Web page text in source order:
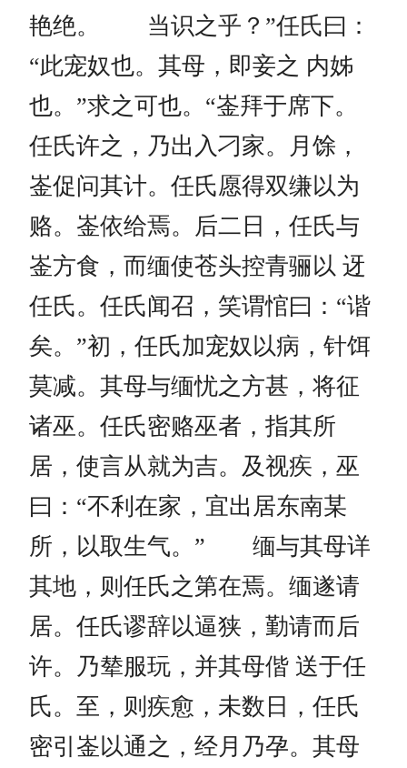
艳绝。 当识之乎？”任氏曰：
“此宠奴也。其母，即妾之 内姊
也。”求之可也。“崟拜于席下。
任氏许之，乃出入刁家。月馀，
崟促问其计。任氏愿得双缣以为
赂。崟依给焉。后二日，任氏与
崟方食，而缅使苍头控青骊以 迓
任氏。任氏闻召，笑谓悺曰：“谐
矣。”初，任氏加宠奴以病，针饵
莫减。其母与缅忧之方甚，将征
诸巫。任氏密赂巫者，指其所
居，使言从就为吉。及视疾，巫
曰：“不利在家，宜出居东南某
所，以取生气。” 缅与其母详
其地，则任氏之第在焉。缅遂请
居。任氏谬辞以逼狭，勤请而后
许。乃辇服玩，并其母偕 送于任
氏。至，则疾愈，未数日，任氏
密引崟以通之，经月乃孕。其母